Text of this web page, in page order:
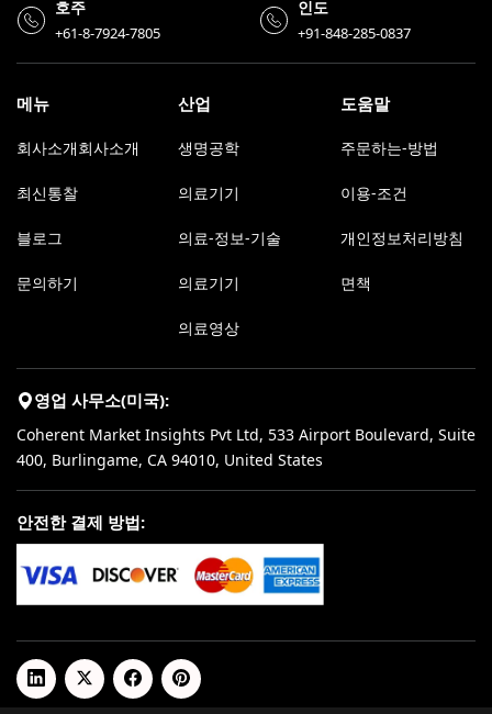
호주
+61-8-7924-7805
인도
+91-848-285-0837
메뉴
회사소개회사소개
최신통찰
블로그
문의하기
산업
생명공학
의료기기
의료-정보-기술
의료기기
의료영상
도움말
주문하는-방법
이용-조건
개인정보처리방침
면책
영업 사무소(미국):
Coherent Market Insights Pvt Ltd, 533 Airport Boulevard, Suite
400, Burlingame, CA 94010, United States
안전한 결제 방법: